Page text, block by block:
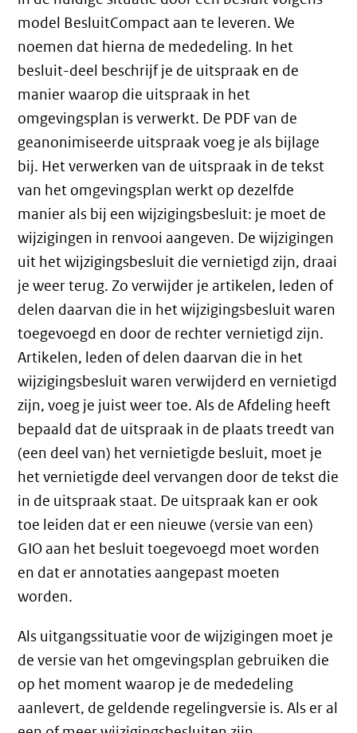
model BesluitCompact aan te leveren. We
noemen dat hierna de mededeling. In het
besluit-deel beschrijf je de uitspraak en de
manier waarop die uitspraak in het
omgevingsplan is verwerkt. De PDF van de
geanonimiseerde uitspraak voeg je als bijlage
bij. Het verwerken van de uitspraak in de tekst
van het omgevingsplan werkt op dezelfde
manier als bij een wijzigingsbesluit: je moet de
wijzigingen in renvooi aangeven. De wijzigingen
uit het wijzigingsbesluit die vernietigd zijn, draai
je weer terug. Zo verwijder je artikelen, leden of
delen daarvan die in het wijzigingsbesluit waren
toegevoegd en door de rechter vernietigd zijn.
Artikelen, leden of delen daarvan die in het
wijzigingsbesluit waren verwijderd en vernietigd
zijn, voeg je juist weer toe. Als de Afdeling heeft
bepaald dat de uitspraak in de plaats treedt van
(een deel van) het vernietigde besluit, moet je
het vernietigde deel vervangen door de tekst die
in de uitspraak staat. De uitspraak kan er ook
toe leiden dat er een nieuwe (versie van een)
GIO aan het besluit toegevoegd moet worden
en dat er annotaties aangepast moeten
worden.
Als uitgangssituatie voor de wijzigingen moet je
de versie van het omgevingsplan gebruiken die
op het moment waarop je de mededeling
aanlevert, de geldende regelingversie is. Als er al